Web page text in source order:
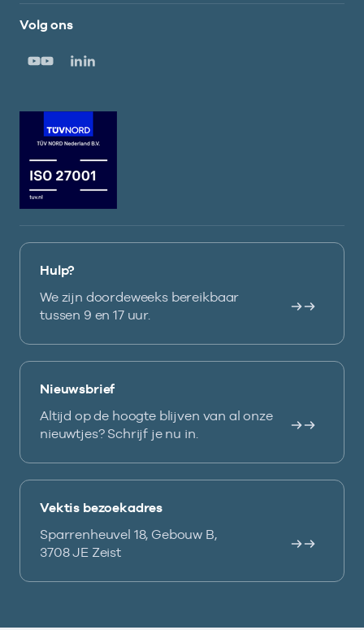
Volg ons
Hulp?
We zijn doordeweeks bereikbaar
tussen 9 en 17 uur.
Nieuwsbrief
Altijd op de hoogte blijven van al onze
nieuwtjes? Schrijf je nu in.
Vektis bezoekadres
Sparrenheuvel 18, Gebouw B,
3708 JE Zeist